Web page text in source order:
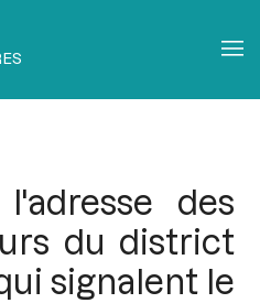
des
du district
signalent le